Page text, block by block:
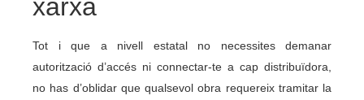
xarxa
Tot i que a nivell estatal no necessites demanar
autorització d’accés ni connectar-te a cap distribuïdora,
no has d’oblidar que qualsevol obra requereix tramitar la